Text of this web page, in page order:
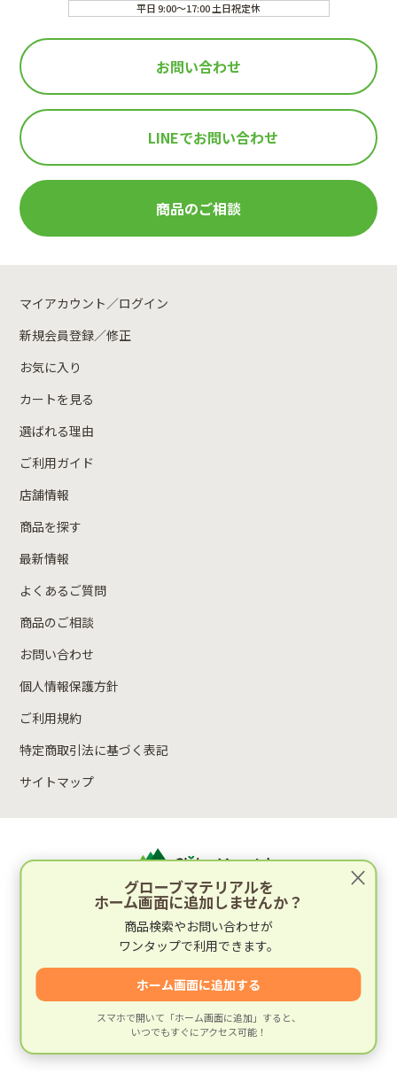
平日 9:00～17:00 土日祝定休
お問い合わせ
LINEでお問い合わせ
商品のご相談
マイアカウント／ログイン
新規会員登録／修正
お気に入り
カートを見る
選ばれる理由
ご利用ガイド
店舗情報
商品を探す
最新情報
よくあるご質問
商品のご相談
お問い合わせ
個人情報保護方針
ご利用規約
特定商取引法に基づく表記
サイトマップ
運営：林木材株式会社
〒652-0812 兵庫県神戸市兵庫区湊町2丁目4-1
運営会社情報
© 建材専門店グローブマテリアル
×
グローブマテリアルを
ホーム画面に追加しませんか？
商品検索やお問い合わせが
ワンタップで利用できます。
ホーム画面に追加する
スマホで開いて「ホーム画面に追加」すると、
いつでもすぐにアクセス可能！